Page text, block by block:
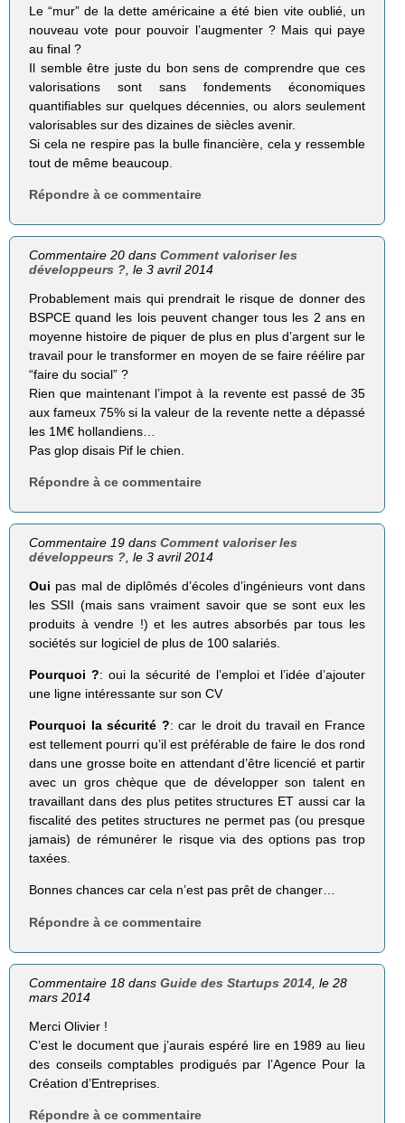
Le “mur” de la dette américaine a été bien vite oublié, un
nouveau vote pour pouvoir l’augmenter ? Mais qui paye
au final ?
Il semble être juste du bon sens de comprendre que ces
valorisations sont sans fondements économiques
quantifiables sur quelques décennies, ou alors seulement
valorisables sur des dizaines de siècles avenir.
Si cela ne respire pas la bulle financière, cela y ressemble
tout de même beaucoup.
Répondre à ce commentaire
Commentaire 20 dansComment valoriser les
développeurs ? , le 3 avril 2014
Probablement mais qui prendrait le risque de donner des
BSPCE quand les lois peuvent changer tous les 2 ans en
moyenne histoire de piquer de plus en plus d’argent sur le
travail pour le transformer en moyen de se faire réélire par
“faire du social” ?
Rien que maintenant l’impot à la revente est passé de 35
aux fameux 75% si la valeur de la revente nette a dépassé
les 1M€ hollandiens…
Pas glop disais Pif le chien.
Répondre à ce commentaire
Commentaire 19 dansComment valoriser les
développeurs ? , le 3 avril 2014
Oui pas mal de diplômés d’écoles d’ingénieurs vont dans
les SSII (mais sans vraiment savoir que se sont eux les
produits à vendre !) et les autres absorbés par tous les
sociétés sur logiciel de plus de 100 salariés.
Pourquoi ?: oui la sécurité de l’emploi et l’idée d’ajouter
une ligne intéressante sur son CV
Pourquoi la sécurité ?: car le droit du travail en France
est tellement pourri qu’il est préférable de faire le dos rond
dans une grosse boite en attendant d’être licencié et partir
avec un gros chèque que de développer son talent en
travaillant dans des plus petites structures ET aussi car la
fiscalité des petites structures ne permet pas (ou presque
jamais) de rémunérer le risque via des options pas trop
taxées.
Bonnes chances car cela n’est pas prêt de changer…
Répondre à ce commentaire
Commentaire 18 dansGuide des Startups 2014 , le 28
mars 2014
Merci Olivier !
C’est le document que j’aurais espéré lire en 1989 au lieu
des conseils comptables prodigués par l’Agence Pour la
Création d’Entreprises.
Répondre à ce commentaire